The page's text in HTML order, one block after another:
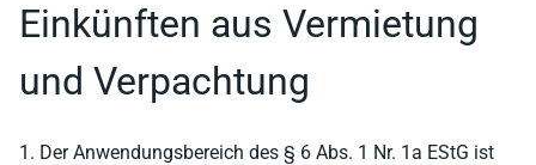
Einkünften aus Vermietung
und Verpachtung
1. Der Anwendungsbereich des § 6 Abs. 1 Nr. 1a EStG ist